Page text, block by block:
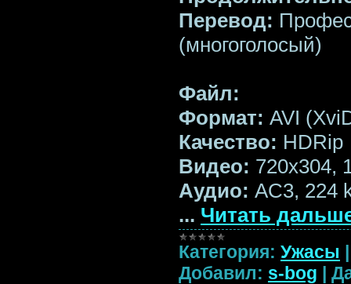
Перевод:
(многоголосый)
Файл:
Формат: AVI
Качество: HDRip
Bидео: 720x304,
Aудио: AC3, 224
... Читать
Категория: Ужасы
Добавил: s-bog |